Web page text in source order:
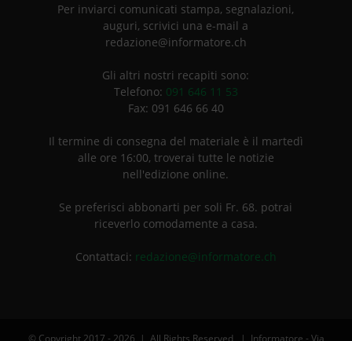
Per inviarci comunicati stampa, segnalazioni,
auguri, scrivici una e-mail a
redazione@informatore.ch
Gli altri nostri recapiti sono:
Telefono: 091 646 11 53
Fax: 091 646 66 40
Il termine di consegna del materiale è il martedì
alle ore 16:00, troverai tutte le notizie
nell'edizione online.
Se preferisci abbonarti per soli Fr. 68. potrai
riceverlo comodamente a casa.
Contattaci: redazione@informatore.ch
© Copyright 2017 - 2026 | All Rights Reserved | Informatore - Via